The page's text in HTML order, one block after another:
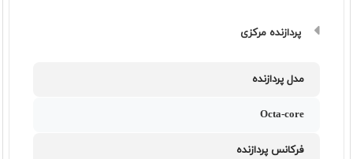
پردازنده مرکزی
مدل پردازنده
Octa-core
فرکانس پردازنده